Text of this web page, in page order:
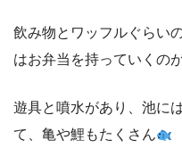
飲み物とワッフルぐらい
はお弁当を持っていくの
遊具と噴水があり、池に
て、亀や鯉もたくさん